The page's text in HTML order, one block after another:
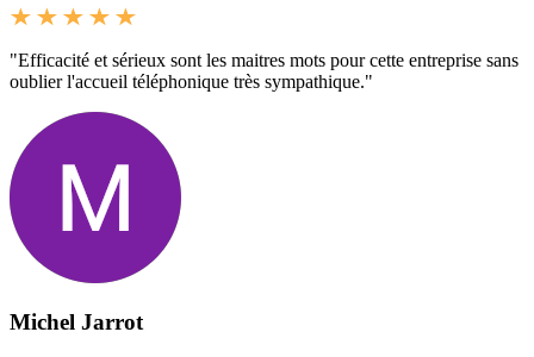
"Efficacité et sérieux sont les maitres mots pour cette entreprise sans
oublier l'accueil téléphonique très sympathique."
Michel Jarrot